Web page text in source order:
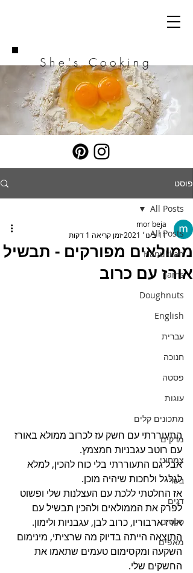
She's Cooking
פוסט
All Posts
Hanukkah
Jams
Doughnuts
English
עברית
חנוכה
פסטה
עוגות
מתכונים קלים
מרקים
צמחוני
בשר
דגים
סלטים
מאפים
All Posts
ממולאים מפורקים - תבשיל
אורז עם כרוב
mor beja
11 בינו׳ 2021
זמן קריאה 1 דקות
התעוררתי עם חשק עז לכרוב ממולא באורז
עם רוטב עגבניות חמצמץ.
אבל גם התעוררתי בלי כוח להכין, למלא
לגלגל ולחכות שיהיה מוכן.
אז החלטתי ללכת עם העצלנות שלי ופשוט
לפרק את הממולאים ולהכין תבשיל עם
אורז ארבוריו, כרוב לבן, עגבניות ולימון.
התוצאה הייתה בדיוק מה שרציתי, מינימום
השקעה ומקסימום טעמים שתאמו את
החשקים שלי.